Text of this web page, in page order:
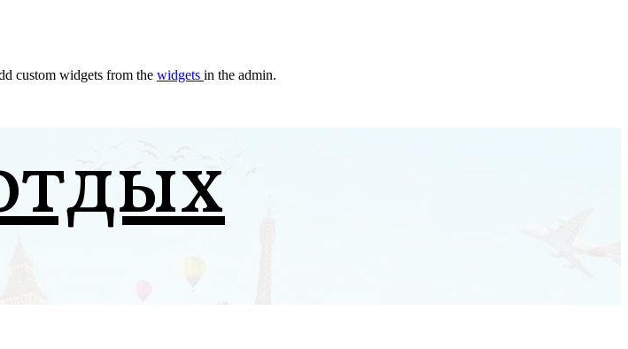
custom widgets from the widgets in the admin.